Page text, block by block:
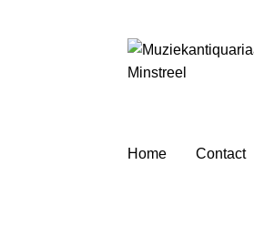
Ga
door
Ga
naar
Home Contact